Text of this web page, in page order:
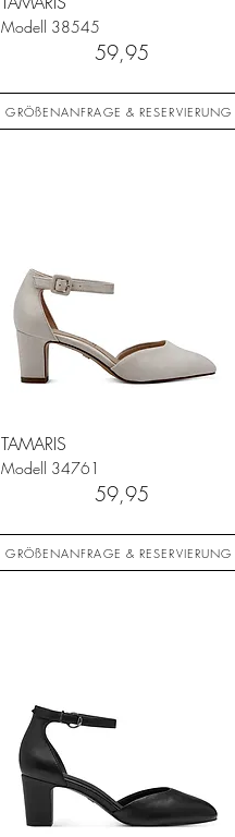
38545
Modell
59,95
GRÖßENANFRAGE & RESERVIERUNG
TAMARIS
34761
Modell
59,95
GRÖßENANFRAGE & RESERVIERUNG